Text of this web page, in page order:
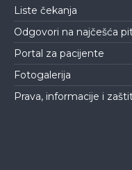
Liste čekanja
Odgovori na najčešća
Portal za pacijente
Fotogalerija
Prava, informacije i